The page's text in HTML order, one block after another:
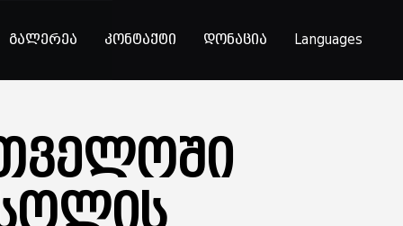
გალერეა კონტაქტი დონაცია Languages